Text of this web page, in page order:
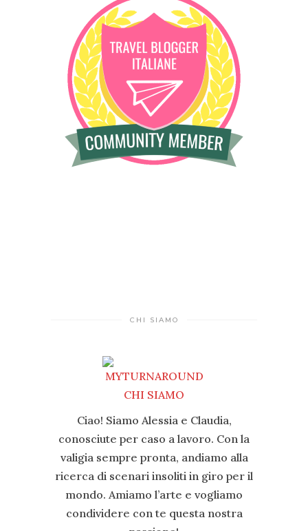
CHI SIAMO
Ciao! Siamo Alessia e Claudia,
conosciute per caso a lavoro. Con la
valigia sempre pronta, andiamo alla
ricerca di scenari insoliti in giro per il
mondo. Amiamo l’arte e vogliamo
condividere con te questa nostra